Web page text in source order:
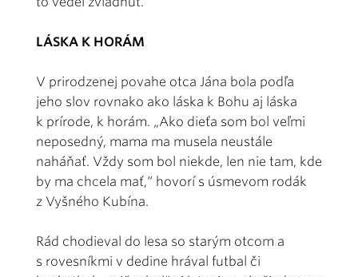
LÁSKA K HORÁM
V prirodzenej povahe otca Jána bola podľa
jeho slov rovnako ako láska k Bohu aj láska
k prírode, k horám. „Ako dieťa som bol veľmi
neposedný, mama ma musela neustále
naháňať. Vždy som bol niekde, len nie tam, kde
by ma chcela mať,“ hovorí s úsmevom rodák
z Vyšného Kubína.
Rád chodieval do lesa so starým otcom a
s rovesníkmi v dedine hrával futbal či